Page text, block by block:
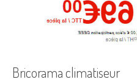
Bricorama climatiseur